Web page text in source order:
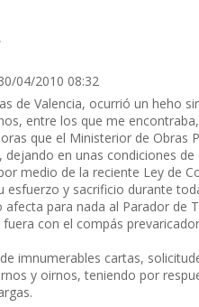
04/2010 08:32
de Valencia, ocurrió un heho
entre los que me
que el Ministerior de Obras
dejando en unas condiciones
medio de la reciente Ley de
esfuerzo y sacrificio durante
para nada al Parador de
con el compás
imnumerables cartas,
y oirnos, teniendo por